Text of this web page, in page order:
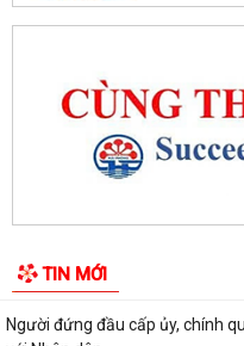
TIN MỚI
Đặc khu Cát Hải triển khai học
ương 3 khóa XIV
khỏe toàn dân năm 2026"
Cảnh giác với hình thức